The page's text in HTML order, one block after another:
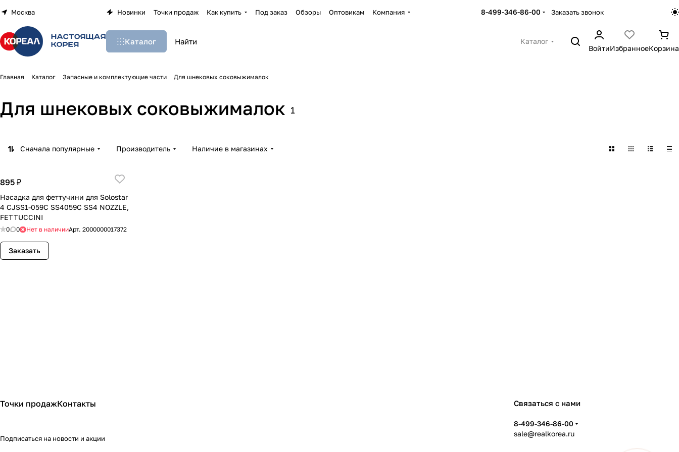
Москва Новинки Точки продаж Как купить Под заказ Обзоры Оптовикам Компания 8-499-346-86-00 Заказать звонок
Каталог
Каталог
ВойтиИзбранноеКорзина
Главная Каталог Запасные и комплектующие части Для шнековых соковыжималок
Для шнековых соковыжималок 1
Сначала популярные Производитель Наличие в магазинах
895 ₽
Насадка для феттучини для Solostar
4 CJSS1-059C SS4059C SS4 NOZZLE,
FETTUCCINI
0 0 Нет в наличииАрт. 2000000017372
Заказать
Точки продажКонтакты
Подписаться на новости и акции
Связаться с нами
8-499-346-86-00
sale@realkorea.ru